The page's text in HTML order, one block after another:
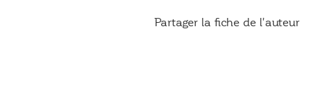
Partager la fiche de l'auteur